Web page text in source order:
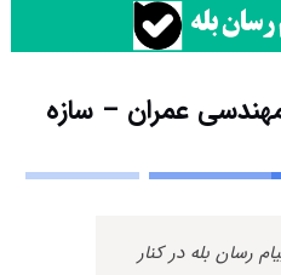
عمران – سازه
رسان بله در کنار